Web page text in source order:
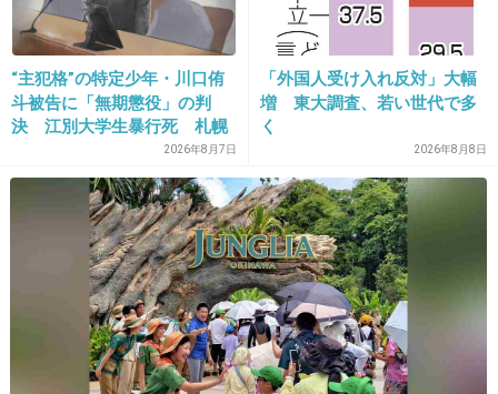
中国の記者には豪華な船に乗せたんでしょ？
1件の返信
-1
2026/06/03(水) 15:25:00
高校生が亡くなってるのにね
+22
“主犯格”の特定少年・川口侑
斗被告に「無期懲役」の判
決 江別大学生暴行死 札幌
2026年8月7日
「外国人受け入れ反対」大幅
増 東大調査、若い世代で多
く
2026年8月8日